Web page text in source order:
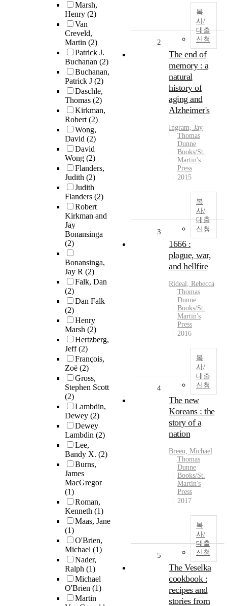
Marsh,
Henry (2)
Van
Creveld,
Martin (2)
Patrick J.
Buchanan (2)
Buchanan,
Patrick J (2)
Daschle,
Thomas (2)
Kirkman,
Robert(2)
Wong,
David (2)
David
Wong (2)
Flanders,
Judith (2)
Judith
Flanders (2)
Robert
Kirkman and
Jay
Bonansinga
(2)
Bonansinga,
Jay R (2)
Falk, Dan
(2)
Dan Falk
(2)
Henry
Marsh (2)
Hertzberg,
Jeff(2)
François,
Zoë (2)
Gross,
Stephen Scott
(2)
Lambdin,
Dewey (2)
Dewey
Lambdin (2)
Lee,
Bandy X. (2)
Burns,
James
MacGregor
(1)
Roman,
Kenneth (1)
Maas, Jane
(1)
O'Brien,
Michael (1)
Nader,
Ralph (1)
Michael
O'Brien (1)
Martin
복
사/
대출
신청
2
The end of
memory : a
natural
history of
aging and
Alzheimer's
Ingram, Jay
Thomas
Dunne
Books/St.
Martin's
Press
2015
복
사/
대출
신청
3
1666 :
plague, war,
and hellfire
Rideal, Rebecca
Thomas
Dunne
Books/St.
Martin's
Press
2016
복
사/
대출
신청
4
The new
Koreans : the
story of a
nation
Breen, Michael
Thomas
Dunne
Books/St.
Martin's
Press
2017
복
사/
대출
신청
5
The Veselka
cookbook :
recipes and
stories from